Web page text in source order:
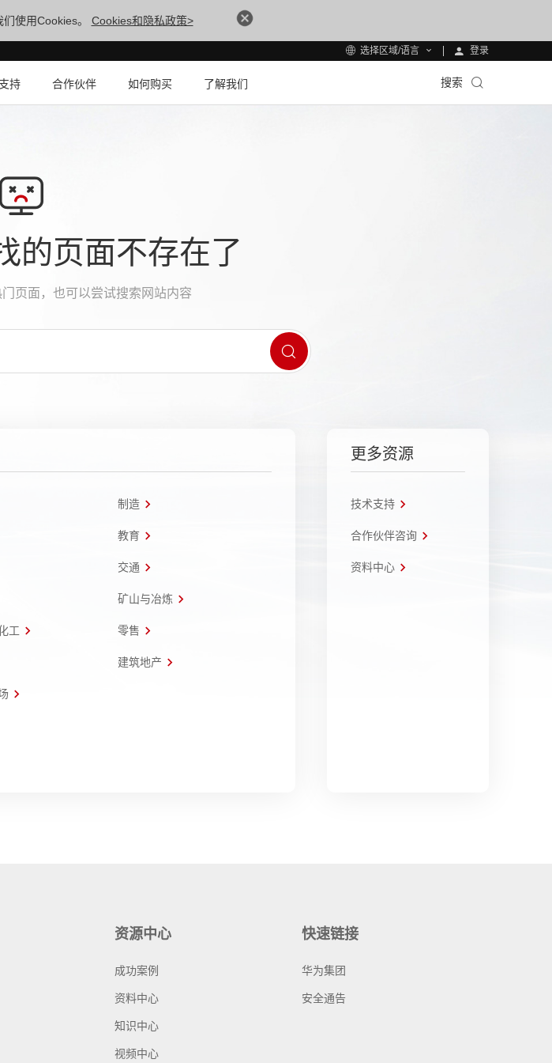
使用Cookies。 Cookies和隐私政策>
选择区域/语言 登录
持 合作伙伴 如何购买 了解我们 搜索
的页面不存在了
页面，也可以尝试搜索网站内容
制造
教育
交通
矿山与冶炼
工 零售
建筑地产
更多资源
技术支持
合作伙伴咨询
资料中心
资源中心
成功案例
资料中心
知识中心
视频中心
快速链接
华为集团
安全通告